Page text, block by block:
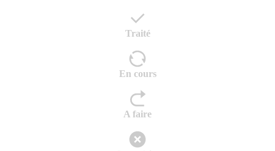
Traité
En cours
A faire